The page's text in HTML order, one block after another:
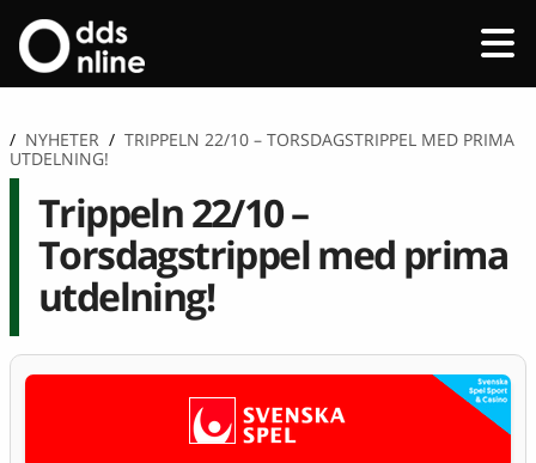
/ NYHETER / TRIPPELN 22/10 – TORSDAGSTRIPPEL MED PRIMA
UTDELNING!
Trippeln 22/10 –
Torsdagstrippel med prima
utdelning!